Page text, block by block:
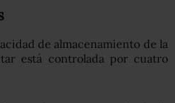
de almacenamiento de la
está controlada por cuatro